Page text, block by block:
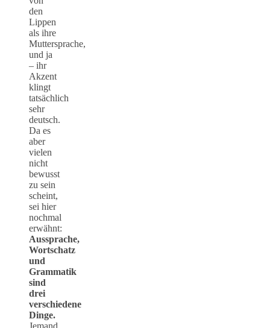
den
Lippen
als ihre
Muttersprache,
und ja
– ihr
Akzent
klingt
tatsächlich
sehr
deutsch.
Da es
aber
vielen
nicht
bewusst
zu sein
scheint,
sei hier
nochmal
erwähnt:
Aussprache,
Wortschatz
und
Grammatik
sind
drei
verschiedene
Dinge.
Jemand